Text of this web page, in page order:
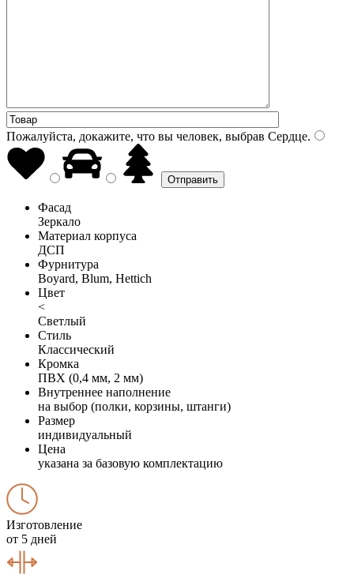
Пожалуйста, докажите, что вы человек, выбрав Сердце.
Фасад
Зеркало
Материал корпуса
ДСП
Фурнитура
Boyard, Blum, Hettich
Цвет
<
Светлый
Стиль
Классический
Кромка
ПВХ (0,4 мм, 2 мм)
Внутреннее наполнение
на выбор (полки, корзины, штанги)
Размер
индивидуальный
Цена
указана за базовую комплектацию
Изготовление
от 5 дней